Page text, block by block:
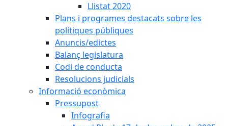
Llistat 2020
Plans i programes destacats sobre les
polítiques públiques
Anuncis/edictes
Balanç legislatura
Codi de conducta
Resolucions judicials
Informació econòmica
Pressupost
Infografia